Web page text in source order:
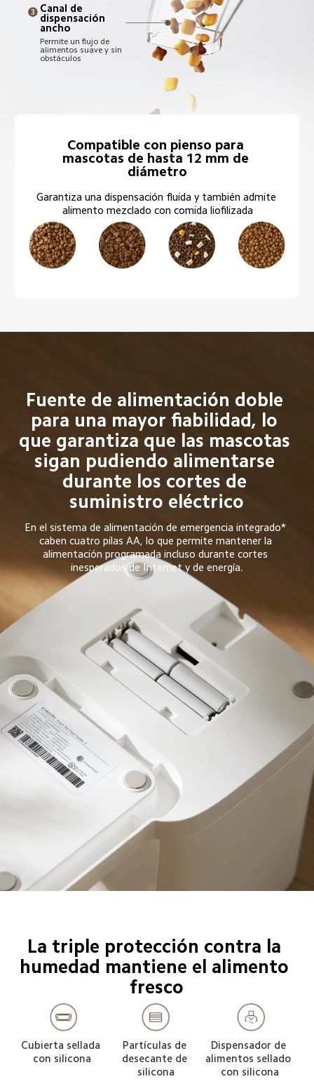
Canal de
dispensación
ancho
Permite un flujo de
alimentos suave y sin
obstáculos
Compatible con pienso para
mascotas de hasta 12 mm de
diámetro
Garantiza una dispensación fluida y también admite
alimento mezclado con comida liofilizada
Fuente de alimentación doble
para una mayor fiabilidad, lo
que garantiza que las mascotas
sigan pudiendo alimentarse
durante los cortes de
suministro eléctrico
En el sistema de alimentación de emergencia integrado*
caben cuatro pilas AA, lo que permite mantener la
alimentación programada incluso durante cortes
inesperados de Internet y de energía.
La triple protección contra la
humedad mantiene el alimento
fresco
Cubierta sellada
con silicona
Partículas de
desecante de
silicona
Dispensador de
alimentos sellado
con silicona